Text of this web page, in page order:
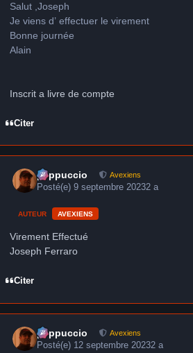
Salut ,Joseph
Je viens d’ effectuer le virement
Bonne journée
Alain
Inscrit a livre de compte
Citer
peppuccio Avexiens
Posté(e)9 septembre 20232 a
AUTEUR AVEXIENS
Virement Effectué
Joseph Ferraro
Citer
peppuccio Avexiens
Posté(e) 12 septembre 20232 a